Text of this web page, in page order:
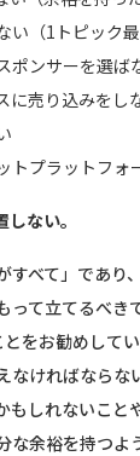
（1トピック最
ポンサーを選ば
に売り込みをし
トプラットフォ
ない。
すべて」であり
って立てるべき
をお勧めして
なければならな
もしれないこと
な余裕を持つよ